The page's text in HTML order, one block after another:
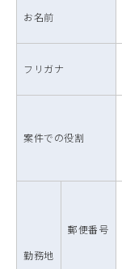
お名前
フリガナ
案件での役割
勤務地
郵便番号